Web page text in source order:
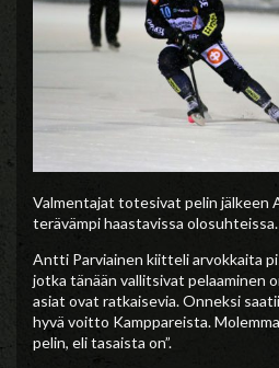
Valmentajat totesivat pelin jälkeen
terävämpi haastavissa olosuhteissa.
Antti Parviainen kiitteli arvokkaita
jotka tänään vallitsivat pelaaminen
asiat ovat ratkaisevia. Onneksi
hyvä voitto Kamppareista.
pelin, eli tasaista on”.